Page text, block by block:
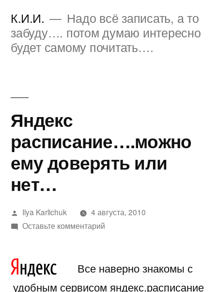
содержимому
К.И.И.
Надо всё записать, а то
забуду…. потом думаю интересно
будет самому почитать….
Яндекс
расписание….можно
ему доверять или
нет…
Написано
автором
Ilya Karlichuk
4 августа, 2010
Оставьте комментарийк
ему
Все наверно знакомы с
удобным сервисом яндекс.расписание